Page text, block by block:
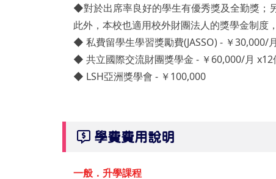
◆對於出席率良好的學生有優秀獎及全勤獎；
此外，本校也適用校外財團法人的獎學金制度
◆ 私費留學生學習獎勵費(JASSO) - ￥30,000/
◆ 共立國際交流財團獎學金 - ￥60,000/月 x12
◆ LSH亞洲獎學會 - ￥100,000
學費費用說明
一般．升學課程